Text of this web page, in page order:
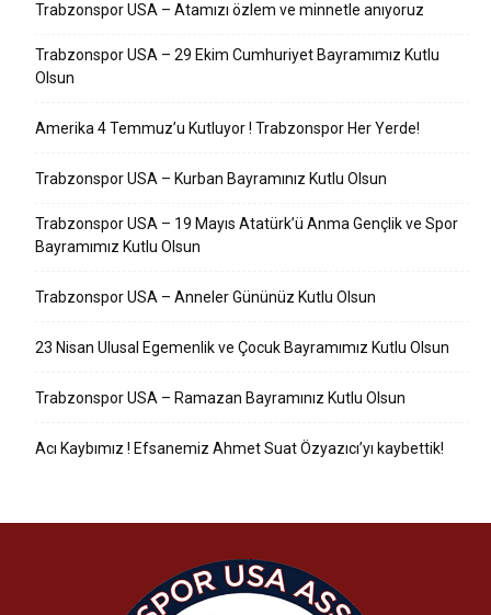
Trabzonspor USA – Atamızı özlem ve minnetle anıyoruz
Trabzonspor USA – 29 Ekim Cumhuriyet Bayramımız Kutlu
Olsun
Amerika 4 Temmuz’u Kutluyor ! Trabzonspor Her Yerde!
Trabzonspor USA – Kurban Bayramınız Kutlu Olsun
Trabzonspor USA – 19 Mayıs Atatürk’ü Anma Gençlik ve Spor
Bayramımız Kutlu Olsun
Trabzonspor USA – Anneler Gününüz Kutlu Olsun
23 Nisan Ulusal Egemenlik ve Çocuk Bayramımız Kutlu Olsun
Trabzonspor USA – Ramazan Bayramınız Kutlu Olsun
Acı Kaybımız ! Efsanemiz Ahmet Suat Özyazıcı’yı kaybettik!